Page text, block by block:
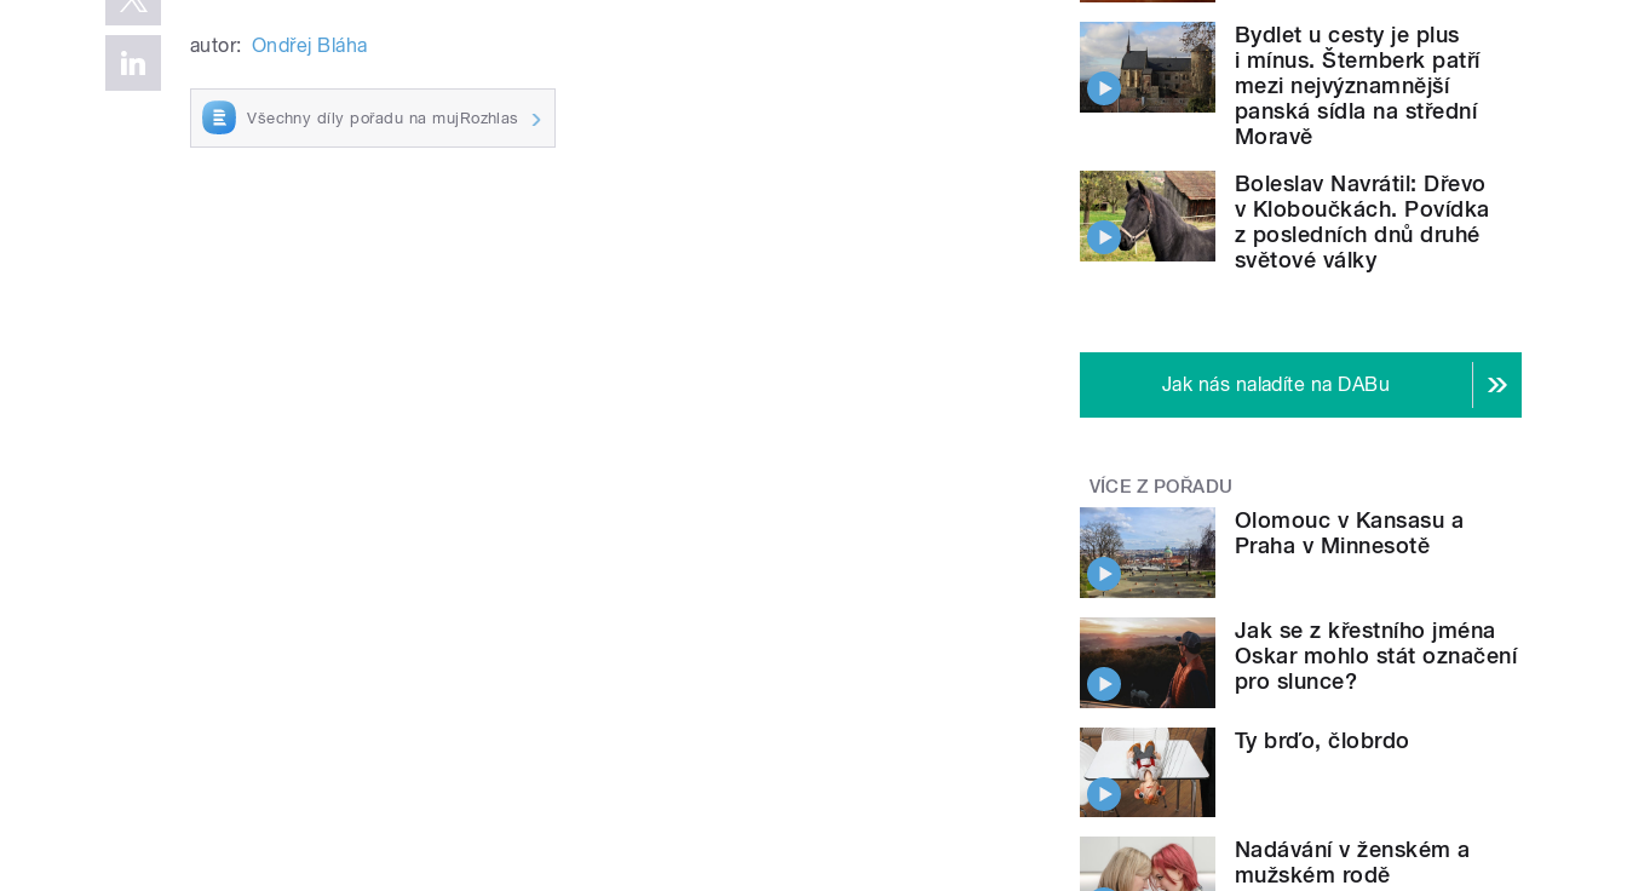
autor: Ondřej Bláha
Všechny díly pořadu na mujRozhlas
Bydlet u cesty je plus
i mínus. Šternberk patří
mezi nejvýznamnější
panská sídla na střední
Moravě
Boleslav Navrátil: Dřevo
v Kloboučkách. Povídka
z posledních dnů druhé
světové války
Jak nás naladíte na DABu
VÍCE Z POŘADU
Olomouc v Kansasu a
Praha v Minnesotě
Jak se z křestního jména
Oskar mohlo stát označení
pro slunce?
Ty brďo, člobrdo
Nadávání v ženském a
mužském rodě